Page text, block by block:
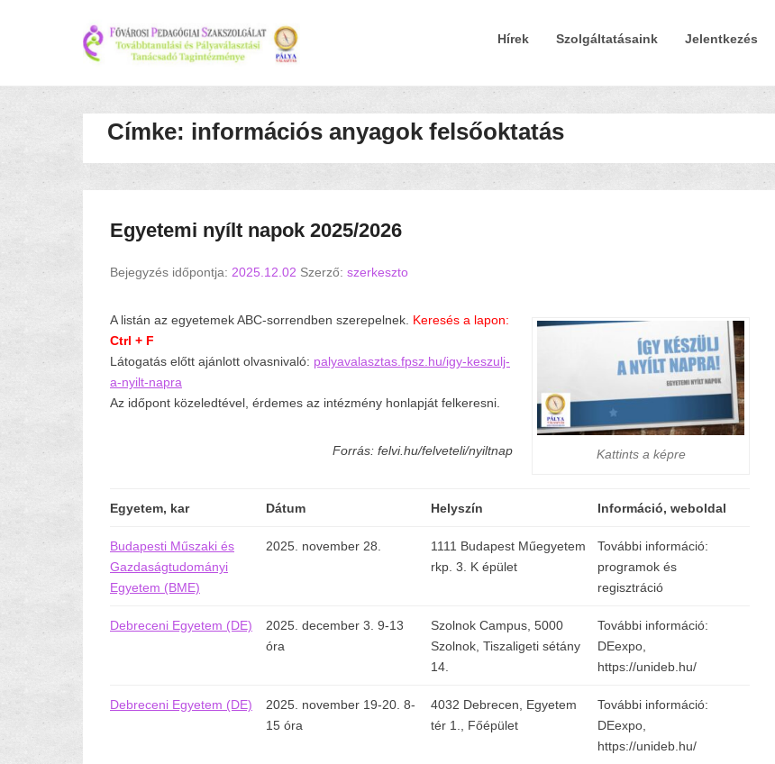
Elsődleges Menü
Tovább a tartalomra
Hírek Szolgáltatásaink Jelentkezés
Címke: információs anyagok felsőoktatás
Egyetemi nyílt napok 2025/2026
Bejegyzés időpontja: 2025.12.02 Szerző: szerkeszto
Kattints a képre
A listán az egyetemek ABC-sorrendben szerepelnek. Keresés a lapon:
Ctrl + F
Látogatás előtt ajánlott olvasnivaló: palyavalasztas.fpsz.hu/igy-keszulj-
a-nyilt-napra
Az időpont közeledtével, érdemes az intézmény honlapját felkeresni.
Forrás: felvi.hu/felveteli/nyiltnap
Egyetem, kar Dátum Helyszín Információ, weboldal
Budapesti Műszaki és
Gazdaságtudományi
Egyetem (BME)
2025. november 28.
1111 Budapest Műegyetem
rkp. 3. K épület
További információ:
programok és
regisztráció
Debreceni Egyetem (DE)
2025. december 3. 9-13
óra
Szolnok Campus, 5000
Szolnok, Tiszaligeti sétány
14.
További információ:
DEexpo,
https://unideb.hu/
Debreceni Egyetem (DE)
2025. november 19-20. 8-
15 óra
4032 Debrecen, Egyetem
tér 1., Főépület
További információ:
DEexpo,
https://unideb.hu/